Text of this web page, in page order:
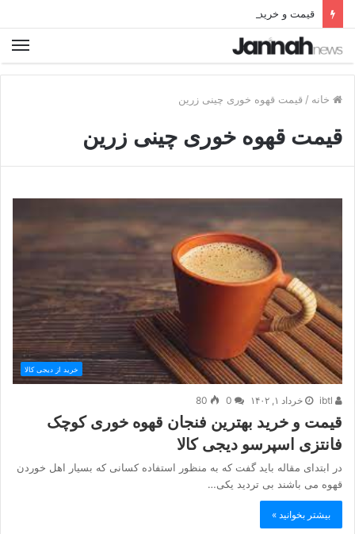
قیمت و خرید بهترین نردبان تاشو فلزی آلومینیومی دیجی کالا
خانه / قیمت قهوه خوری چینی زرین
قیمت قهوه خوری چینی زرین
خرید از دیجی کالا
خرداد ۱, ۱۴۰۲ 80
قیمت و خرید بهترین فنجان قهوه خوری کوچک
فانتزی اسپرسو دیجی کالا
در ابتدای مقاله باید گفت که به منظور استفاده کسانی که بسیار اهل خوردن
قهوه می باشند بی تردید یکی…
بیشتر بخوانید »